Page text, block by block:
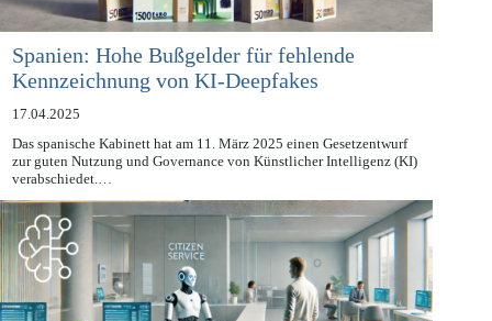
Spanien: Hohe Bußgelder für fehlende
Kennzeichnung von KI-Deepfakes
17.04.2025
Das spanische Kabinett hat am 11. März 2025 einen Gesetzentwurf
zur guten Nutzung und Governance von Künstlicher Intelligenz (KI)
verabschiedet.…